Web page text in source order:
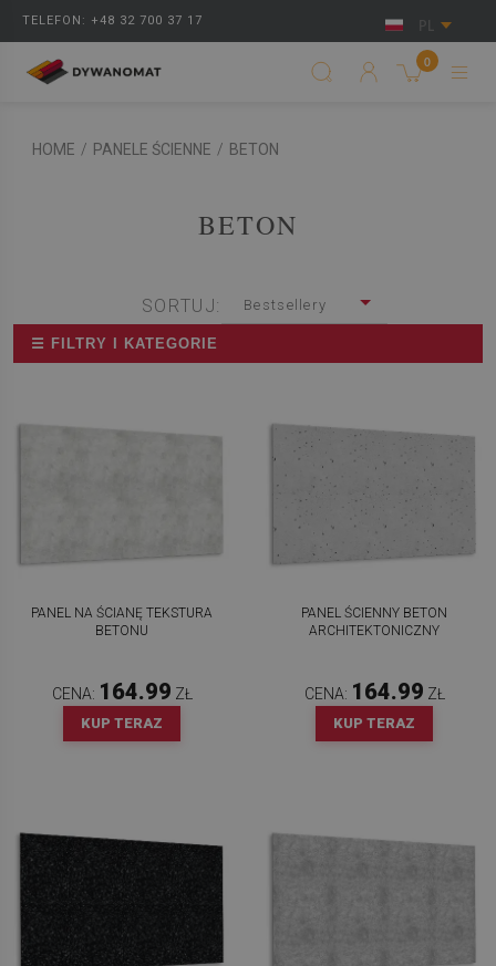
TELEFON: +48 32 700 37 17 PL
0
HOME / PANELE ŚCIENNE / BETON
BETON
SORTUJ: Bestsellery
☰ FILTRY I KATEGORIE
PANEL NA ŚCIANĘ TEKSTURA
BETONU
CENA: 164.99 ZŁ
KUP TERAZ
PANEL ŚCIENNY BETON
ARCHITEKTONICZNY
CENA: 164.99 ZŁ
KUP TERAZ